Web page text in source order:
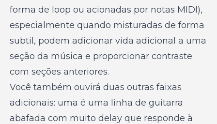
forma de loop ou acionadas por notas MIDI),
especialmente quando misturadas de forma
subtil, podem adicionar vida adicional a uma
seção da música e proporcionar contraste
com seções anteriores.
Você também ouvirá duas outras faixas
adicionais: uma é uma linha de guitarra
abafada com muito delay que responde à